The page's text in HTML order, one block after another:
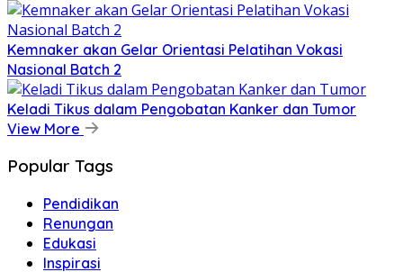
Kemnaker akan Gelar Orientasi Pelatihan Vokasi
Nasional Batch 2
Keladi Tikus dalam Pengobatan Kanker dan Tumor
View More
Popular Tags
Pendidikan
Renungan
Edukasi
Inspirasi